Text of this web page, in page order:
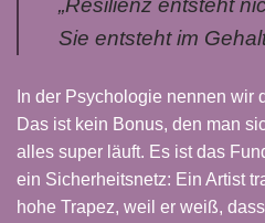
„Resilienz entsteht
Sie entsteht im
In der Psychologie nennen wir
Das ist kein Bonus, den man
alles super läuft. Es ist das
ein Sicherheitsnetz: Ein Artist
hohe Trapez, weil er weiß,